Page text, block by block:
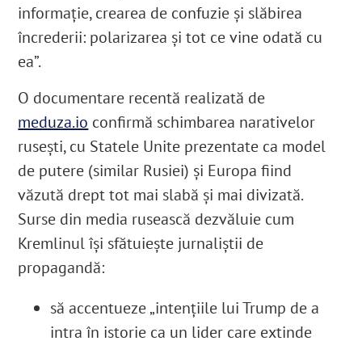
informaţie, crearea de confuzie şi slăbirea
încrederii: polarizarea şi tot ce vine odată cu
ea”.
O documentare recentă realizată de
meduza.io confirmă schimbarea narativelor
ruseşti, cu Statele Unite prezentate ca model
de putere (similar Rusiei) şi Europa fiind
văzută drept tot mai slabă şi mai divizată.
Surse din media rusească dezvăluie cum
Kremlinul îşi sfătuieşte jurnaliştii de
propagandă:
să accentueze „intenţiile lui Trump de a
intra în istorie ca un lider care extinde